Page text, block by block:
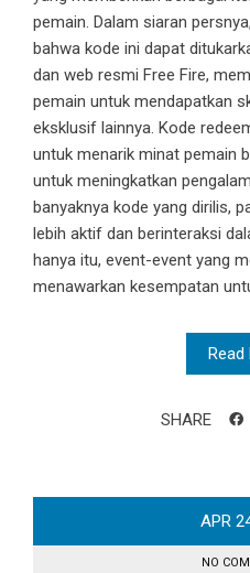
pemain. Dalam siaran
bahwa kode ini dapat
dan web resmi Free Fire,
pemain untuk mendapatkan
eksklusif lainnya. Kode
untuk menarik minat pemain
untuk meningkatkan
banyaknya kode yang dirilis,
lebih aktif dan berinteraksi
hanya itu, event-event yang
menawarkan kesempatan
Read
SHARE
APR
NO